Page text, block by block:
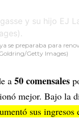
ya se preparaba para
Getty Images)
a 50 comensales
mejor. Bajo la
sus ingresos